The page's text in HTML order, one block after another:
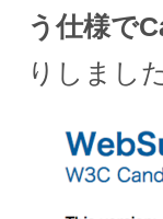
う仕様で
りしまし